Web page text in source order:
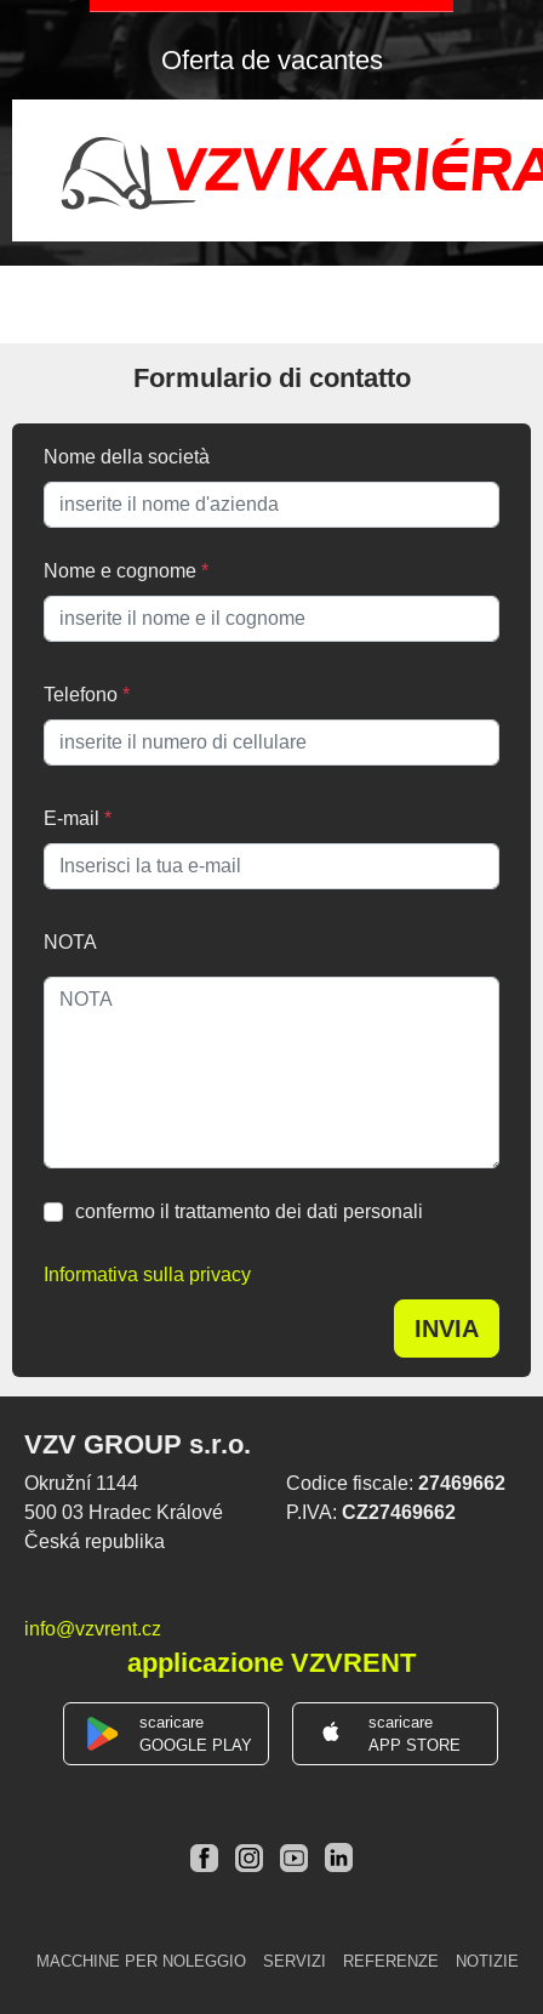
Oferta de vacantes
Formulario di contatto
Nome della società
Nome e cognome *
Telefono *
E-mail *
NOTA
confermo il trattamento dei dati personali
Informativa sulla privacy
INVIA
VZV GROUP s.r.o.
Okružní 1144
500 03 Hradec Králové
Česká republika
Codice fiscale: 27469662
P.IVA: CZ27469662
info@vzvrent.cz
applicazione VZVRENT
scaricare
GOOGLE PLAY
scaricare
APP STORE
MACCHINE PER NOLEGGIO SERVIZI REFERENZE NOTIZIE